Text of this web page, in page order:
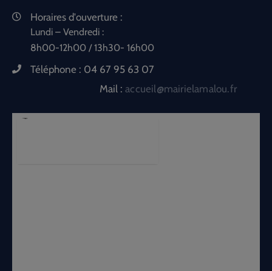
Horaires d'ouverture :
Lundi – Vendredi :
8h00-12h00 / 13h30- 16h00
Téléphone : 04 67 95 63 07
Mail :accueil@mairielamalou.fr